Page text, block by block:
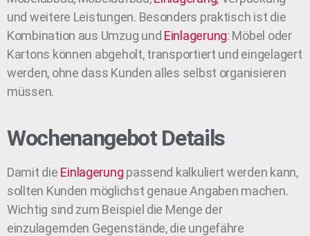
und weitere Leistungen. Besonders praktisch ist die
Kombination aus Umzug und Einlagerung: Möbel oder
Kartons können abgeholt, transportiert und eingelagert
werden, ohne dass Kunden alles selbst organisieren
müssen.
Wochenangebot Details
Damit die Einlagerung passend kalkuliert werden kann,
sollten Kunden möglichst genaue Angaben machen.
Wichtig sind zum Beispiel die Menge der
einzulagernden Gegenstände, die ungefähre